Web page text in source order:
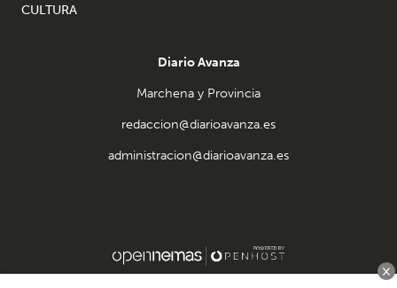
CULTURA
Diario Avanza
Marchena y Provincia
redaccion@diarioavanza.es
administracion@diarioavanza.es
×